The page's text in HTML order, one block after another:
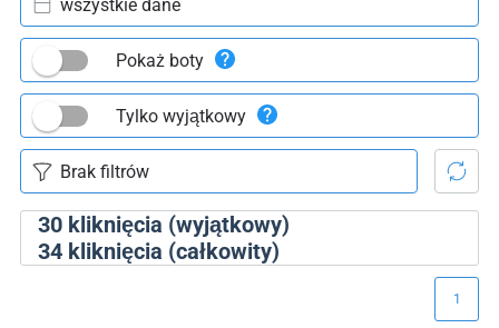
30kliknięcia (wyjątkowy)
34kliknięcia (całkowity)
wszystkie dane
Pokaż boty
Tylko wyjątkowy
1